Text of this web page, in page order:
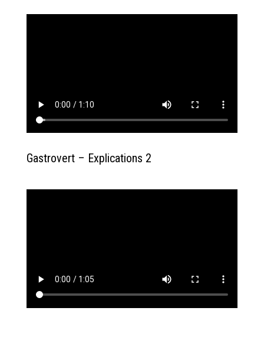
Gastrovert – Explications 2